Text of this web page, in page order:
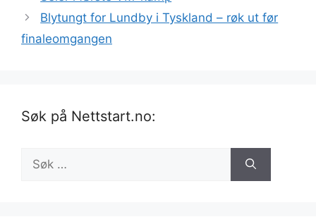
Blytungt for Lundby i Tyskland – røk ut før
finaleomgangen
Søk på Nettstart.no:
etter: